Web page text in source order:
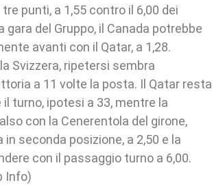
punti, a 1,55 contro il 6,00 dei
gara del Gruppo, il Canada potrebbe
avanti con il Qatar, a 1,28.
Svizzera, ripetersi sembra
a 11 volte la posta. Il Qatar resta
turno, ipotesi a 33, mentre la
con la Cenerentola del girone,
seconda posizione, a 2,50 e la
con il passaggio turno a 6,00.
Info)